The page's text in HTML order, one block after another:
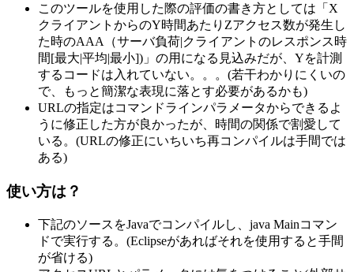
このツールを使用した際の評価の書き方としては「X
クライアントからのY時間あたりZアクセス数が発生し
た時のAAA（サーバ負荷|クライアントのレスポンス時
間[最大|平均|最小])」の用になる見込みだが、Yを計測
するコードは入れていない。。。(若干わかりにくいの
で、もっと簡潔な表現に落とす必要があるかも)
URLの指定はコマンドラインパラメータからできるよ
うに修正した方が良かったが、時間の関係で割愛して
いる。(URLの修正にいちいち再コンパイルは手間では
ある)
使い方は？
下記のソースをJavaでコンパイルし、java Mainコマン
ドで実行する。(Eclipseがあればそれを使用すると手間
が省ける)